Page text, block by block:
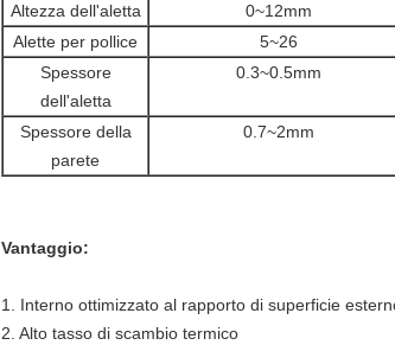
Altezza dell'aletta
0~12mm
Alette per pollice
5~26
Spessore
dell'aletta
0.3~0.5mm
Spessore della
parete
0.7~2mm
Vantaggio:
1. Interno ottimizzato al rapporto di superficie
2. Alto tasso di scambio termico